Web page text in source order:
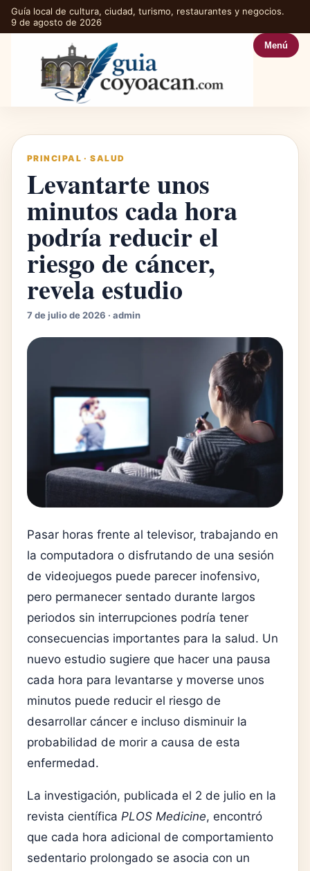
Guía local de cultura, ciudad, turismo, restaurantes y negocios.
9 de agosto de 2026
Menú
PRINCIPAL ·SALUD
Levantarte unos
minutos cada hora
podría reducir el
riesgo de cáncer,
revela estudio
7 de julio de 2026 · admin
Pasar horas frente al televisor, trabajando en
la computadora o disfrutando de una sesión
de videojuegos puede parecer inofensivo,
pero permanecer sentado durante largos
periodos sin interrupciones podría tener
consecuencias importantes para la salud. Un
nuevo estudio sugiere que hacer una pausa
cada hora para levantarse y moverse unos
minutos puede reducir el riesgo de
desarrollar cáncer e incluso disminuir la
probabilidad de morir a causa de esta
enfermedad.
La investigación, publicada el 2 de julio en la
revista científica PLOS Medicine, encontró
que cada hora adicional de comportamiento
sedentario prolongado se asocia con un